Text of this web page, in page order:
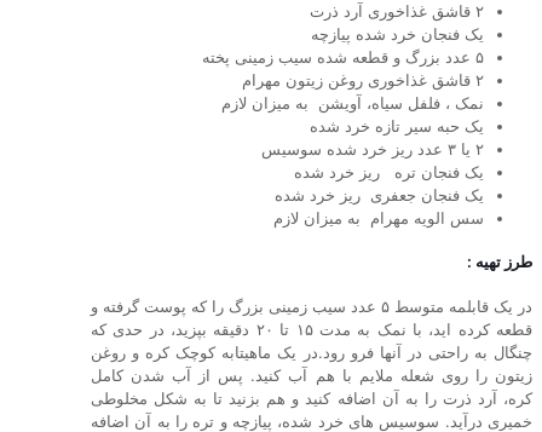
۲ قاشق غذاخوری آرد ذرت
یک فنجان خرد شده پیازچه
۵ عدد بزرگ و قطعه شده سیب زمینی پخته
۲ قاشق غذاخوری روغن زیتون مهرام
نمک ، فلفل سیاه، آویشن به میزان لازم
یک حبه سیر تازه خرد شده
۲ یا ۳ عدد ریز خرد شده سوسیس
یک فنجان تره ریز خرد شده
یک فنجان جعفری ریز خرد شده
سس الویه مهرام به میزان لازم
طرز تهیه :
در یک قابلمه متوسط ۵ عدد سیب زمینی بزرگ را که پوست گرفته و
قطعه کرده اید، با نمک به مدت ۱۵ تا ۲۰ دقیقه بپزید، در حدی که
چنگال به راحتی در آنها فرو رود.در یک ماهیتابه کوچک کره و روغن
زیتون را روی شعله ملایم با هم آب کنید. پس از آب شدن کامل
کره، آرد ذرت را به آن اضافه کنید و هم بزنید تا به شکل مخلوطی
خمیری درآید. سوسیس های خرد شده، پیازچه و تره را به آن اضافه